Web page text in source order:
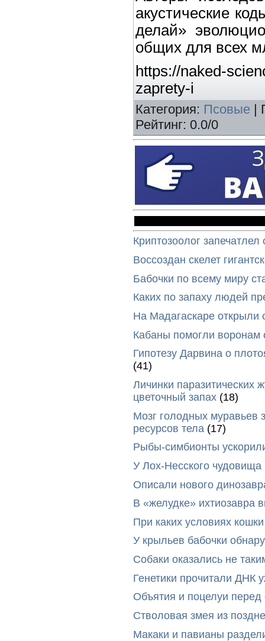
акустические
делай»
общих для всех
https://naked-
zaprety-i
Категория: Псовые
Рейтинг: 0.0/0
Криптозоолог
Воссоздан скелет
Бабочки по всему миру
Каких по запаху людей
На Мадагаскаре открыли
Кабаны помогли воронам
Гипотезу Дарвина о
(41)
Личинки паразитических
цветочный запах (18)
Мозг голодных муравьев
ресурсов тела (17)
Рыбы-симбионты
У Лох-Несского
Описали нового
В «желудке» ихтиозавра
При каких условиях
У крыльев бабочки
Собаки оказались не
Генетики прочитали ДНК
Объятия и поцелуи
Стволовая змея из
Макаки и павианы